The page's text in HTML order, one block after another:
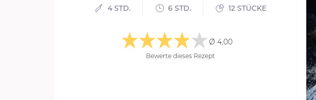
4 STD. 6 STD. 12 STÜCKE
Ø 4,00
Bewerte dieses Rezept